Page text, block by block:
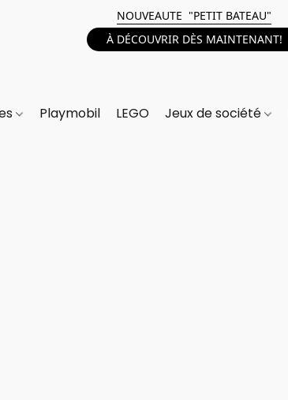
NOUVEAUTE "PETIT BATEAU"
À DÉCOUVRIR DÈS MAINTENANT!
Playmobil LEGO Jeux de société